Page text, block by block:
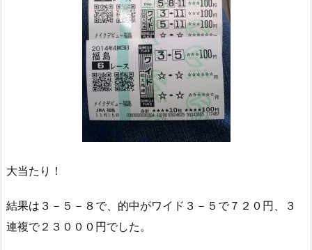
大当たり！
結果は３－５－８で、的中がワイド３－５で７２０円、３
連複で２３０００円でした。